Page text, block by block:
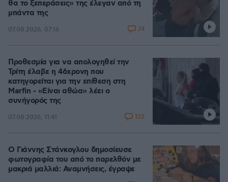
θα το ξεπεράσεις» της έλεγαν από τη
μπάντα της
07.08.2026, 07:16 74
Προθεσμία για να απολογηθεί την
Τρίτη έλαβε η 46χρονη που
κατηγορείται για την επίθεση στη
Marfin - «Είναι αθώα» λέει ο
συνήγορός της
07.08.2026, 11:41 122
Ο Γιάννης Στάνκογλου δημοσίευσε
φωτογραφία του από το παρελθόν με
μακριά μαλλιά: Αναμνήσεις, έγραψε